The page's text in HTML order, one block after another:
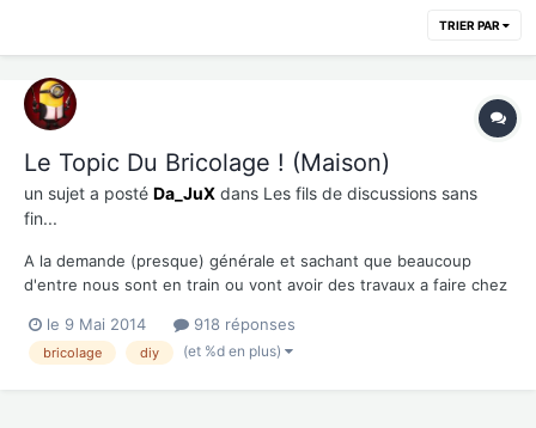
TRIER PAR
Le Topic Du Bricolage ! (Maison)
un sujet a posté Da_JuX dans Les fils de discussions sans
fin...
A la demande (presque) générale et sachant que beaucoup
d'entre nous sont en train ou vont avoir des travaux a faire chez
tout ce qui pourrait aider nos chers AROnautes dans les travaux
a la maison !!! Je commence par mon acquisition...
le 9 Mai 2014 918 réponses
bricolage diy (et %d en plus)